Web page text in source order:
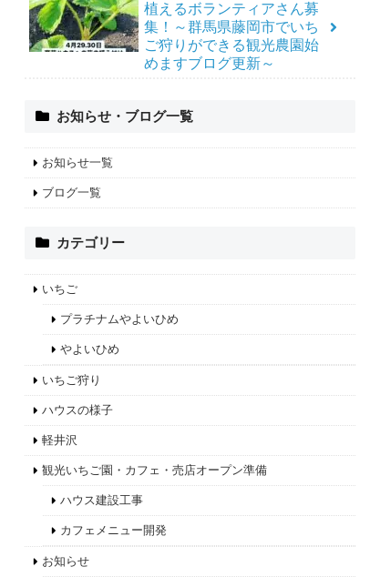
植えるボランティアさん募
集！～群馬県藤岡市でいち
ご狩りができる観光農園始
めますブログ更新～
お知らせ・ブログ一覧
お知らせ一覧
ブログ一覧
カテゴリー
いちご
プラチナムやよいひめ
やよいひめ
いちご狩り
ハウスの様子
軽井沢
観光いちご園・カフェ・売店オープン準備
ハウス建設工事
カフェメニュー開発
お知らせ